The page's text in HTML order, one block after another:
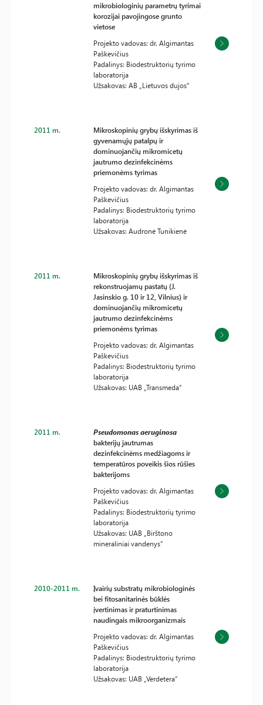
mikrobiologinių parametrų tyrimai
korozijai pavojingose grunto
vietose
Projekto vadovas: dr. Algimantas
Paškevičius
Padalinys: Biodestruktorių tyrimo
laboratorija
Užsakovas: AB „Lietuvos dujos“
2011 m.
Mikroskopinių grybų išskyrimas iš
gyvenamųjų patalpų ir
dominuojančių mikromicetų
jautrumo dezinfekcinėms
priemonėms tyrimas
Projekto vadovas: dr. Algimantas
Paškevičius
Padalinys: Biodestruktorių tyrimo
laboratorija
Užsakovas: Audronė Tunikienė
2011 m.
Mikroskopinių grybų išskyrimas iš
rekonstruojamų pastatų (J.
Jasinskio g. 10 ir 12, Vilnius) ir
dominuojančių mikromicetų
jautrumo dezinfekcinėms
priemonėms tyrimas
Projekto vadovas: dr. Algimantas
Paškevičius
Padalinys: Biodestruktorių tyrimo
laboratorija
Užsakovas: UAB „Transmeda“
2011 m.
Pseudomonas aeruginosa
bakterijų jautrumas
dezinfekcinėms medžiagoms ir
temperatūros poveikis šios rūšies
bakterijoms
Projekto vadovas: dr. Algimantas
Paškevičius
Padalinys: Biodestruktorių tyrimo
laboratorija
Užsakovas: UAB „Birštono
mineraliniai vandenys“
2010-2011 m.
Įvairių substratų mikrobiologinės
bei fitosanitarinės būklės
įvertinimas ir praturtinimas
naudingais mikroorganizmais
Projekto vadovas: dr. Algimantas
Paškevičius
Padalinys: Biodestruktorių tyrimo
laboratorija
Užsakovas: UAB „Verdetera“